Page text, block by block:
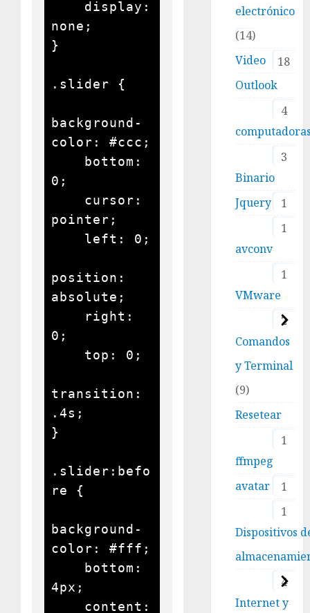
none;
}
.slider {
background-
color: #ccc;
0;
pointer;
position:
absolute;
0;
transition:
.4s;
}
.slider:befo
re {
background-
color: #fff;
4px;
electrónico
14
Video
18
Outlook
4
3
Binario
1
Jquery
1
avconv
1
VMware
2
Comandos
y Terminal
9
Resetear
1
ffmpeg
1
avatar
1
Dispositivos
4
Internet y